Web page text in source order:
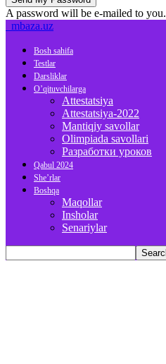
A password will be e-mailed to you.
mbaza.uz
Bosh sahifa
Testlar
Darsliklar
O’qituvchilarga
Attestatsiya
Attestatsiya-2022
Mantiqiy savollar
Olimpiada savollari
Разработки уроков
Qabul 2024
She’rlar
Boshqa
Maqollar
Insholar
Senariylar